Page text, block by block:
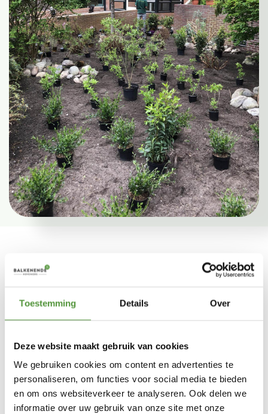
Toestemming Details Over
Deze website maakt gebruik van cookies
We gebruiken cookies om content en advertenties te
personaliseren, om functies voor social media te bieden
en om ons websiteverkeer te analyseren. Ook delen we
informatie over uw gebruik van onze site met onze
Aanleg Gezinstuin
Balkenende Hoveniers helpt u graag bij de aanleg van uw gezinstuin. Of u
nu droomt van een ruim ingerichte tuin waar de kinderen veilig spelen of
van een groene oase waar u relaxed met vrienden en familie; Arjan
Balkenende denkt graag met u mee en maakt een tuinontwerp voor u op
maat.